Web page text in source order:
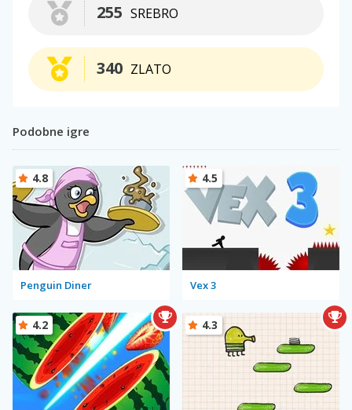
SREBRO
255
ZLATO
340
Podobne igre
Penguin Diner
4.8
Vex 3
4.5
4.2 4.3